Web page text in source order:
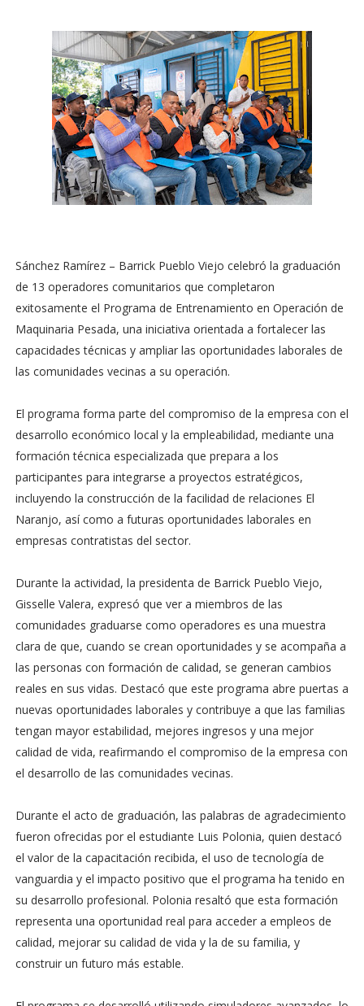
Sánchez Ramírez – Barrick Pueblo Viejo celebró la graduación
de 13 operadores comunitarios que completaron
exitosamente el Programa de Entrenamiento en Operación de
Maquinaria Pesada, una iniciativa orientada a fortalecer las
capacidades técnicas y ampliar las oportunidades laborales de
las comunidades vecinas a su operación.
El programa forma parte del compromiso de la empresa con el
desarrollo económico local y la empleabilidad, mediante una
formación técnica especializada que prepara a los
participantes para integrarse a proyectos estratégicos,
incluyendo la construcción de la facilidad de relaciones El
Naranjo, así como a futuras oportunidades laborales en
empresas contratistas del sector.
Durante la actividad, la presidenta de Barrick Pueblo Viejo,
Gisselle Valera, expresó que ver a miembros de las
comunidades graduarse como operadores es una muestra
clara de que, cuando se crean oportunidades y se acompaña a
las personas con formación de calidad, se generan cambios
reales en sus vidas. Destacó que este programa abre puertas a
nuevas oportunidades laborales y contribuye a que las familias
tengan mayor estabilidad, mejores ingresos y una mejor
calidad de vida, reafirmando el compromiso de la empresa con
el desarrollo de las comunidades vecinas.
Durante el acto de graduación, las palabras de agradecimiento
fueron ofrecidas por el estudiante Luis Polonia, quien destacó
el valor de la capacitación recibida, el uso de tecnología de
vanguardia y el impacto positivo que el programa ha tenido en
su desarrollo profesional. Polonia resaltó que esta formación
representa una oportunidad real para acceder a empleos de
calidad, mejorar su calidad de vida y la de su familia, y
construir un futuro más estable.